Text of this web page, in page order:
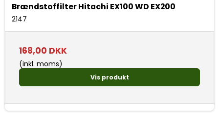
Brændstoffilter Hitachi EX100 WD EX200
2147
168,00 DKK
(inkl. moms)
Vis produkt